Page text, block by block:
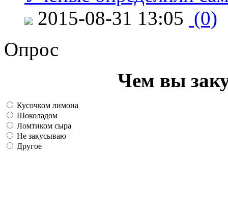
2015-08-31 13:05 (0)
Опрос
Чем вы
Кусочком лимона
Шоколадом
Ломтиком сыра
Не закусываю
Другое